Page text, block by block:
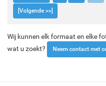
[Volgende >>]
Wij kunnen elk formaat en elke
wat u zoekt?
Neem contact met